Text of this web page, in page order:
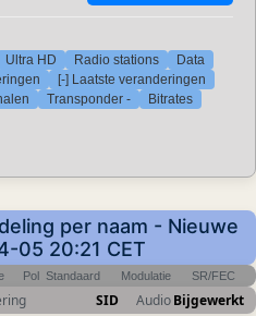
Ultra HD Radio stations
Data
[-] Laatste veranderingen
Transponder - Bitrates
per naam - Nieuwe
05 20:21 CET
Pol Standaard Modulatie SR/FEC
SID AudioBijgewerkt